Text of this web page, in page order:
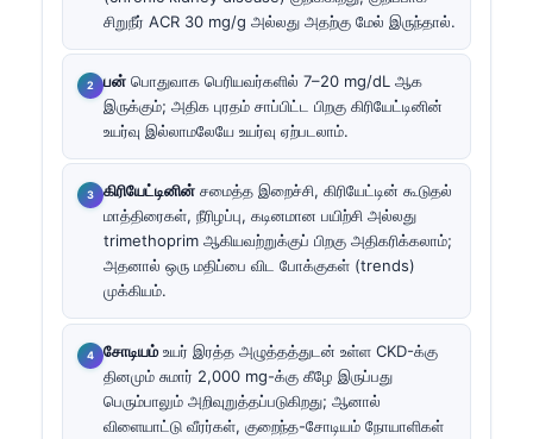
சிறுநீர் ACR 30 mg/g அல்லது அதற்கு மேல் இருந்தால்.
பன் பொதுவாக பெரியவர்களில் 7–20 mg/dL ஆக
இருக்கும்; அதிக புரதம் சாப்பிட்ட பிறகு கிரியேட்டினின்
உயர்வு இல்லாமலேயே உயர்வு ஏற்படலாம்.
கிரியேட்டினின் சமைத்த இறைச்சி, கிரியேட்டின் கூடுதல்
மாத்திரைகள், நீரிழப்பு, கடினமான பயிற்சி அல்லது
trimethoprim ஆகியவற்றுக்குப் பிறகு அதிகரிக்கலாம்;
அதனால் ஒரு மதிப்பை விட போக்குகள் (trends)
முக்கியம்.
சோடியம்உயர் இரத்த அழுத்தத்துடன் உள்ள CKD-க்கு
தினமும் சுமார் 2,000 mg-க்கு கீழே இருப்பது
பெரும்பாலும் அறிவுறுத்தப்படுகிறது; ஆனால்
விளையாட்டு வீரர்கள், குறைந்த-சோடியம் நோயாளிகள்